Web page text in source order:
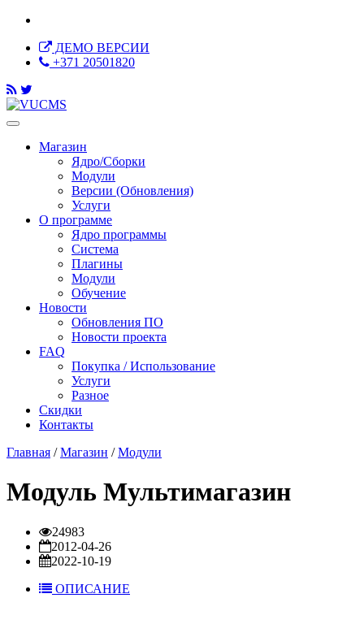
ДЕМО ВЕРСИИ
+371 20501820
Магазин
Ядро/Сборки
Модули
Версии (Обновления)
Услуги
О программе
Ядро программы
Система
Плагины
Модули
Обучение
Новости
Обновления ПО
Новости проекта
FAQ
Покупка / Использование
Услуги
Разное
Скидки
Контакты
Главная /Магазин /Модули
Модуль Мультимагазин
24983
2012-04-26
2022-10-19
ОПИСАНИЕ